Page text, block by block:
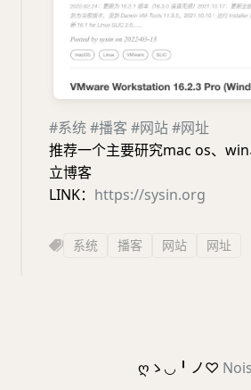
#系统#播客 #网站#网址
推荐一个主要研究mac os、
立博客
LINK： https://sysin.org
系统 播客 网站 网址
ღゝ◡╹ノ♡